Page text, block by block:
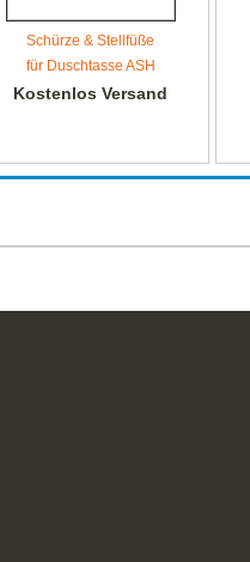
Schürze & Stellfüße
für Duschtasse ASH
Kostenlos Versand